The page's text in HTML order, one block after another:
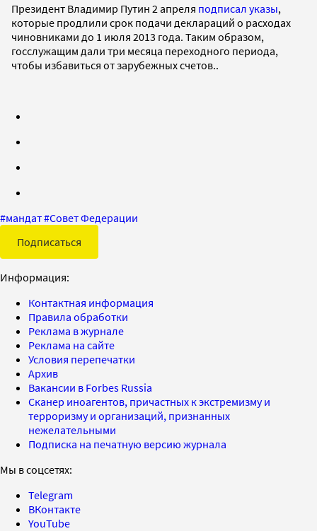
Президент Владимир Путин 2 апреля подписал указы,
которые продлили срок подачи деклараций о расходах
чиновниками до 1 июля 2013 года. Таким образом,
госслужащим дали три месяца переходного периода,
чтобы избавиться от зарубежных счетов..
#мандат#Совет Федерации
Подписаться
Информация:
Контактная информация
Правила обработки
Реклама в журнале
Реклама на сайте
Условия перепечатки
Архив
Вакансии в Forbes Russia
Сканер иноагентов, причастных к экстремизму и
терроризму и организаций, признанных
нежелательными
Подписка на печатную версию журнала
Мы в соцсетях:
Telegram
ВКонтакте
YouTube